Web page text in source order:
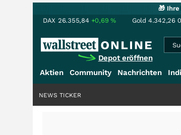
🎁
DAX 26.355,84 +0,69% Gold 4.342,26
Depot eröffnen
Aktien Community Nachrichten
NEWS TICKER